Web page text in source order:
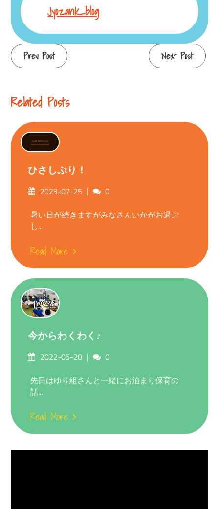
Jyozank_blog
Continue
Prev Post Next Post
Related Posts
ひさしぶり！
Posted2023-07-25 Comments
0
暑い日が続きますがみなさんいかがお過ご
し...
Read More
今からわくわく♪
Posted2022-05-20 Comments
0
先日はゆり組さんと一緒にお泊まり保育の
話...
Read More